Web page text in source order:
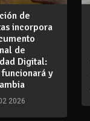
de
incorpora
de
Digital:
y
2026